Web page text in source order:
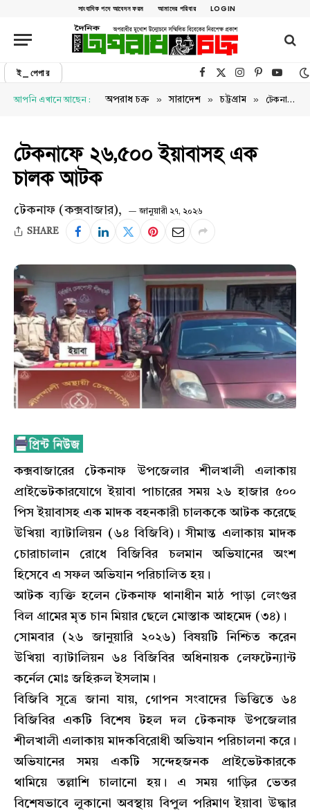
সাংবাদিক পদে আবেদন ফরম আমাদের পরিবার LOGIN
ই_পেপার Facebook
X (Twitter)Instagram
Pinterest
আপনি এখানে আছেন : অপরাধ চক্র » সারাদেশ » চট্টগ্রাম » টেকনাফে ২৬,৫০০ ইয়াবাসহ এক চালক আটক
টেকনাফে ২৬,৫০০ ইয়াবাসহ এক
চালক আটক
টেকনাফ (কক্সবাজার), জানুয়ারী ২৭, ২০২৬
SHARE
কক্সবাজারের টেকনাফ উপজেলার শীলখালী এলাকায়
প্রাইভেটকারযোগে ইয়াবা পাচারের সময় ২৬ হাজার ৫০০
পিস ইয়াবাসহ এক মাদক বহনকারী চালককে আটক করেছে
উখিয়া ব্যাটালিয়ন (৬৪ বিজিবি)। সীমান্ত এলাকায় মাদক
চোরাচালান রোধে বিজিবির চলমান অভিযানের অংশ
হিসেবে এ সফল অভিযান পরিচালিত হয়।
আটক ব্যক্তি হলেন টেকনাফ থানাধীন মাঠ পাড়া লেংগুর
বিল গ্রামের মৃত চান মিয়ার ছেলে মোস্তাক আহমেদ (৩৪)।
সোমবার (২৬ জানুয়ারি ২০২৬) বিষয়টি নিশ্চিত করেন
উখিয়া ব্যাটালিয়ন ৬৪ বিজিবির অধিনায়ক লেফটেন্যান্ট
কর্নেল মোঃ জহিরুল ইসলাম।
বিজিবি সূত্রে জানা যায়, গোপন সংবাদের ভিত্তিতে ৬৪
বিজিবির একটি বিশেষ টহল দল টেকনাফ উপজেলার
শীলখালী এলাকায় মাদকবিরোধী অভিযান পরিচালনা করে।
অভিযানের সময় একটি সন্দেহজনক প্রাইভেটকারকে
থামিয়ে তল্লাশি চালানো হয়। এ সময় গাড়ির ভেতর
বিশেষভাবে লুকানো অবস্থায় বিপুল পরিমাণ ইয়াবা উদ্ধার